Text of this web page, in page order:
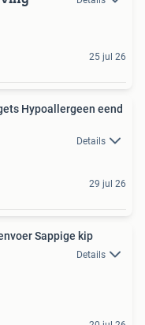
25 jul 26
Hypoallergeen eend
Details
29 jul 26
Sappige kip
Details